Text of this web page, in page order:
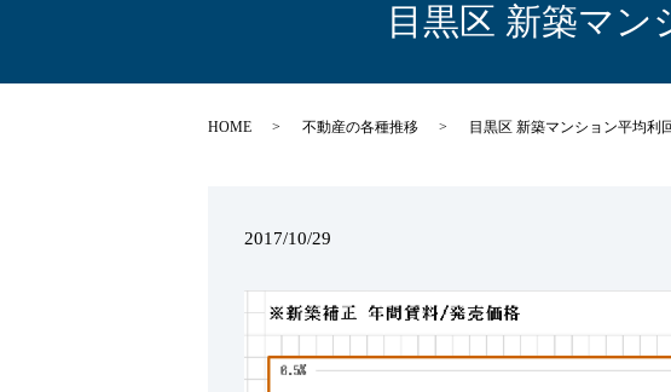
目黒区 新築マン
HOME 不動産の各種推移 目黒区 新築マンション平均利
2017/10/29